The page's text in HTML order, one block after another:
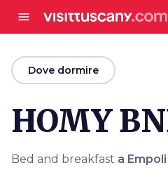
menu
arrow_backDove dormire
HOMY
Bed and breakfast a Empoli